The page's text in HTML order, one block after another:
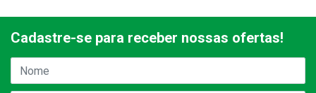
Cadastre-se para receber nossas ofertas!